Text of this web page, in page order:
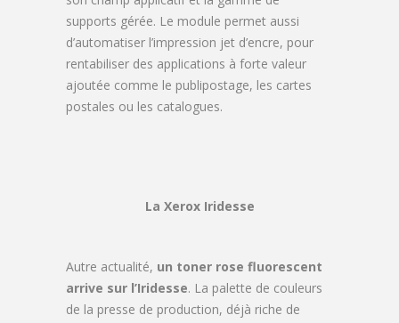
supports gérée. Le module permet aussi
d’automatiser l’impression jet d’encre, pour
rentabiliser des applications à forte valeur
ajoutée comme le publipostage, les cartes
postales ou les catalogues.
La Xerox Iridesse
Autre actualité, un toner rose fluorescent
arrive sur l’Iridesse. La palette de couleurs
de la presse de production, déjà riche de